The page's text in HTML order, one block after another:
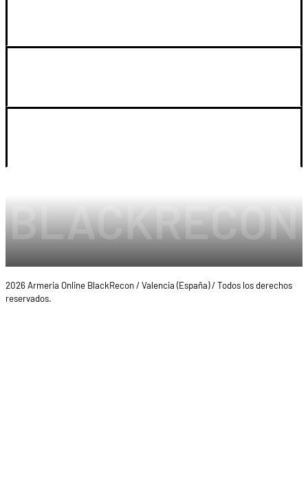
2026 Armeria Online BlackRecon / Valencia (España) / Todos los derechos
reservados.